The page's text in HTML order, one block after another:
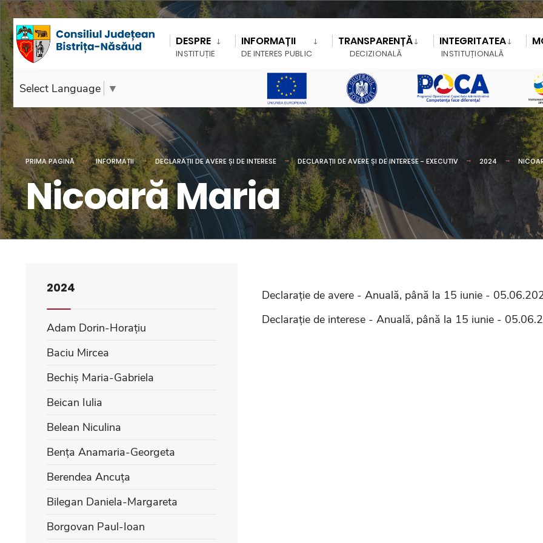
DESPRE
INSTITUȚIE
INFORMAȚII
DE INTERES PUBLIC
TRANSPARENȚĂ
DECIZIONALĂ
INTEGRITATEA
INSTITUȚIONALĂ
Select Language ▼
PRIMA PAGINĂ INFORMAȚII DECLARAȚII DE AVERE ȘI DE INTERESE DECLARAȚII DE AVERE ȘI DE INTERESE - EXECUTIV 2024
Nicoară Maria
Declarație de avere - Anuală, până la 15 iunie -
Declarație de interese - Anuală, până la 15 iunie -
2024
Adam Dorin-Horațiu
Baciu Mircea
Bechiș Maria-Gabriela
Beican Iulia
Belean Niculina
Bența Anamaria-Georgeta
Berendea Ancuța
Bilegan Daniela-Margareta
Borgovan Paul-Ioan